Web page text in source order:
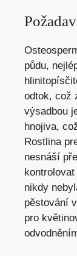
půdu,
odtok, což
výsadbou
hnojiva,
Rostlina
nesnáší
nikdy
pěstování
pro